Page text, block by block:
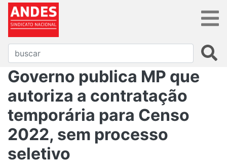
Governo publica MP que
autoriza a contratação
temporária para Censo
2022, sem processo
seletivo